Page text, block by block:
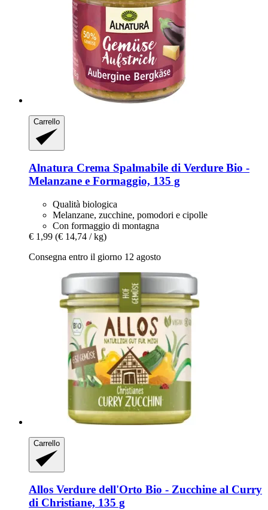
Carrello
Alnatura Crema Spalmabile di Verdure Bio -​
Melanzane e Formaggio, 135 g
Qualità biologica
Melanzane, zucchine, pomodori e cipolle
Con formaggio di montagna
€ 1,99 (€ 14,74 / kg)
Consegna entro il giorno 12 agosto
Carrello
Allos Verdure dell'Orto Bio -​ Zucchine al Curry
di Christiane, 135 g